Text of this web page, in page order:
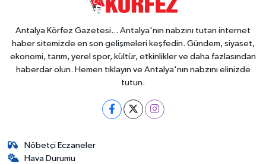
Antalya Körfez Gazetesi... Antalya'nın nabzını tutan internet
haber sitemizde en son gelişmeleri keşfedin. Gündem, siyaset,
ekonomi, tarım, yerel spor, kültür, etkinlikler ve daha fazlasından
haberdar olun. Hemen tıklayın ve Antalya'nın nabzını elinizde
tutun.
Nöbetçi Eczaneler
Hava Durumu